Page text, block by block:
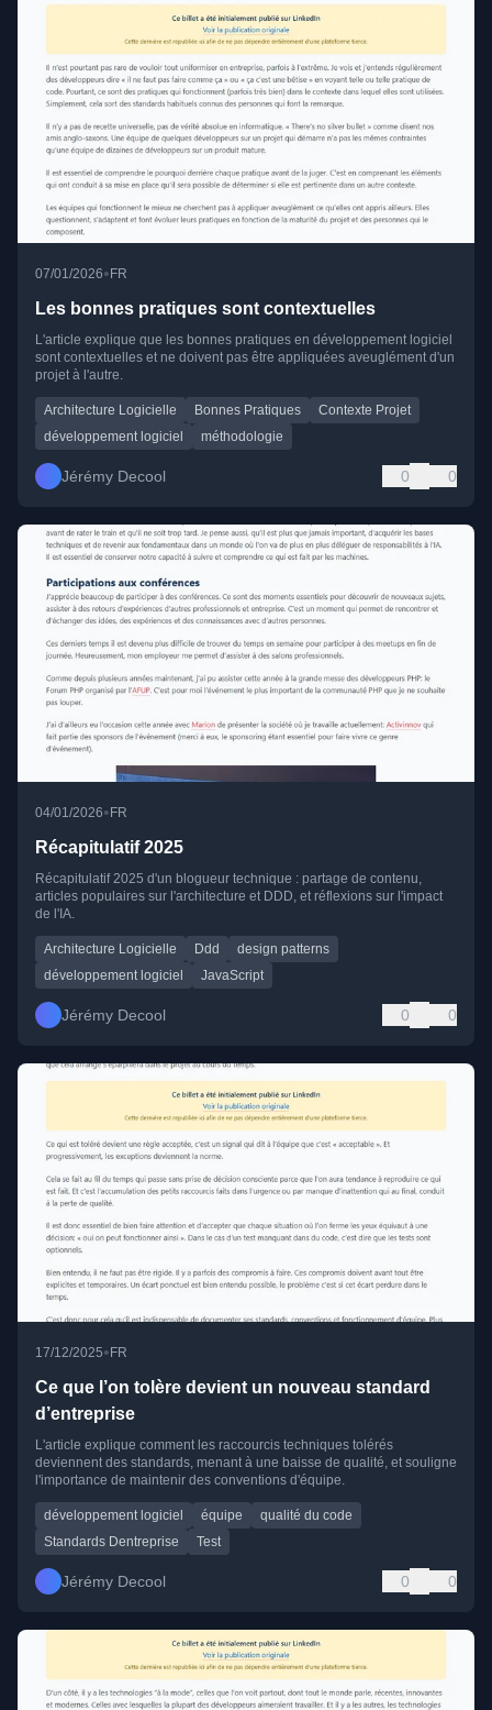
07/01/2026• FR
Les bonnes pratiques sont contextuelles
L'article explique que les bonnes pratiques en développement logiciel
sont contextuelles et ne doivent pas être appliquées aveuglément d'un
projet à l'autre.
Architecture Logicielle Bonnes Pratiques
Contexte Projet
développement logiciel
méthodologie
Jérémy Decool 0 0
04/01/2026• FR
Récapitulatif 2025
Récapitulatif 2025 d'un blogueur technique : partage de contenu,
articles populaires sur l'architecture et DDD, et réflexions sur l'impact
de l'IA.
Architecture Logicielle Ddd
design patterns
développement logiciel
JavaScript
Jérémy Decool 0 0
17/12/2025•FR
Ce que l’on tolère devient un nouveau standard
d’entreprise
L'article explique comment les raccourcis techniques tolérés
deviennent des standards, menant à une baisse de qualité, et souligne
l'importance de maintenir des conventions d'équipe.
développement logiciel équipe
qualité du code
Standards Dentreprise
Test
Jérémy Decool 0 0